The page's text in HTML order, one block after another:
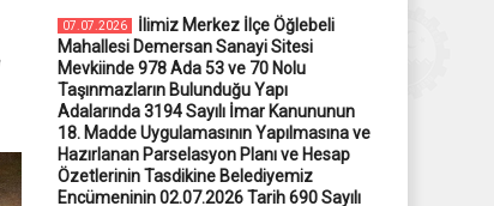
07.07.2026
İlimiz Merkez İlçe Öğlebeli
Mahallesi Demersan Sanayi Sitesi
Mevkiinde 978 Ada 53 ve 70 Nolu
Taşınmazların Bulunduğu Yapı
Adalarında 3194 Sayılı İmar Kanununun
18. Madde Uygulamasının Yapılmasına ve
Hazırlanan Parselasyon Planı ve Hesap
Özetlerinin Tasdikine Belediyemiz
Encümeninin 02.07.2026 Tarih 690 Sayılı